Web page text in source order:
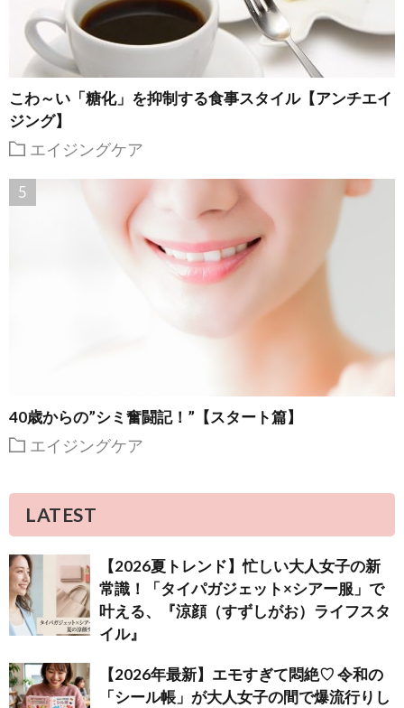
こわ～い「糖化」を抑制する食事スタイル【アンチエイ
ジング】
エイジングケア
40歳からの”シミ奮闘記！”【スタート篇】
エイジングケア
LATEST
【2026夏トレンド】忙しい大人女子の新
常識！「タイパガジェット×シアー服」で
叶える、『涼顔（すずしがお）ライフスタ
イル』
【2026年最新】エモすぎて悶絶♡ 令和の
「シール帳」が大人女子の間で爆流行りし